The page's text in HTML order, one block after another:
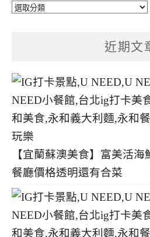
文
近期文
【宜蘭蘇澳美食】富美活
餐廳價格透明還有合菜